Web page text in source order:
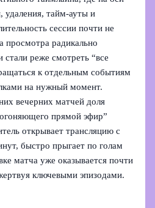
удаления, тайм-ауты и
сессии почти не
просмотра радикально
стали реже смотреть “все
к отдельным событиям
на нужный момент.
вечерних матчей доля
прямой эфир”
открывает трансляцию с
быстро прыгает по голам
матча уже оказывается почти
ключевыми эпизодами.